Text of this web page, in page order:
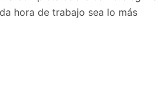
hora de trabajo sea lo más